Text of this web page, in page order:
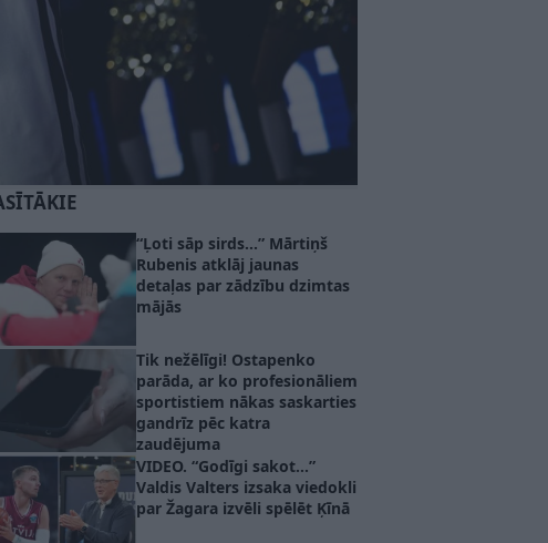
“Ļoti sāp sirds…” Mārtiņš
Rubenis atklāj jaunas
detaļas par zādzību dzimtas
mājās
Tik nežēlīgi! Ostapenko
parāda, ar ko profesionāliem
sportistiem nākas saskarties
gandrīz pēc katra
zaudējuma
VIDEO. “Godīgi sakot…”
Valdis Valters izsaka viedokli
par Žagara izvēli spēlēt Ķīnā